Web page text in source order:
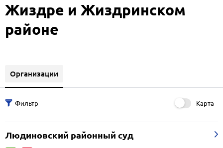
Жиздре и Жиздринском
районе
Организации
Карта
Людиновский районный суд